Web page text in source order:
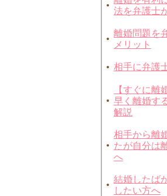
法を弁護士
離婚問題を
メリット
相手に弁護
【すぐに離
早く離婚す
解説
相手から離
たが自分は
へ
結婚したば
したい方へ